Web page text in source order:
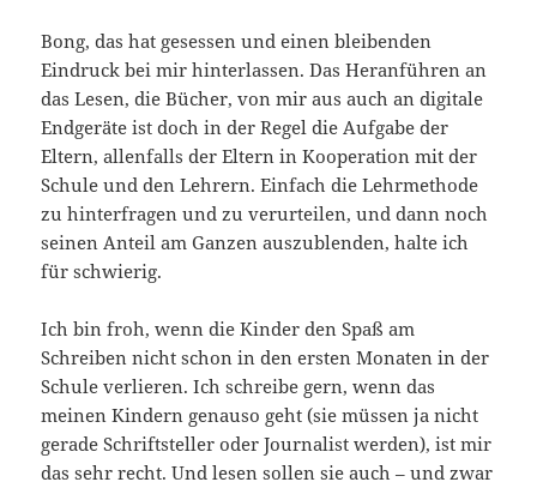
Bong, das hat gesessen und einen bleibenden
Eindruck bei mir hinterlassen. Das Heranführen an
das Lesen, die Bücher, von mir aus auch an digitale
Endgeräte ist doch in der Regel die Aufgabe der
Eltern, allenfalls der Eltern in Kooperation mit der
Schule und den Lehrern. Einfach die Lehrmethode
zu hinterfragen und zu verurteilen, und dann noch
seinen Anteil am Ganzen auszublenden, halte ich
für schwierig.
Ich bin froh, wenn die Kinder den Spaß am
Schreiben nicht schon in den ersten Monaten in der
Schule verlieren. Ich schreibe gern, wenn das
meinen Kindern genauso geht (sie müssen ja nicht
gerade Schriftsteller oder Journalist werden), ist mir
das sehr recht. Und lesen sollen sie auch – und zwar